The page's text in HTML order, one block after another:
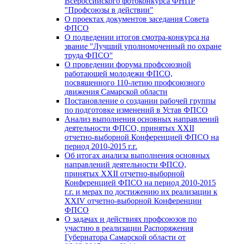
"Профсоюзы в действии"
О проектах документов заседания Совета
ФПСО
О подведении итогов смотра-конкурса на
звание "Лучший уполномоченный по охране
труда ФПСО"
О проведении форума профсоюзной
работающей молодежи ФПСО,
посвященного 110-летию профсоюзного
движения Самарской области
Постановление о создании рабочей группы
по подготовке изменений в Устав ФПСО
Анализ выполнения основных направлений
деятельности ФПСО, принятых XXII
отчетно-выборной Конференцией ФПСО на
период 2010-2015 г.г.
Об итогах анализа выполнения основных
направлений деятельности ФПСО,
принятых XXII отчетно-выборной
Конференцией ФПСО на период 2010-2015
г.г. и мерах по достижению их реализации к
XXIV отчетно-выборной Конференции
ФПСО
О задачах и действиях профсоюзов по
участию в реализации Распоряжения
Губернатора Самарской области от